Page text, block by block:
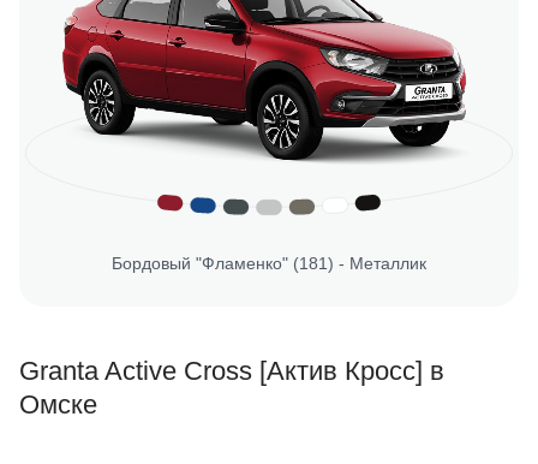
Бордовый "Фламенко" (181) - Металлик
Granta Active Cross [Актив Кросс] в
Омске